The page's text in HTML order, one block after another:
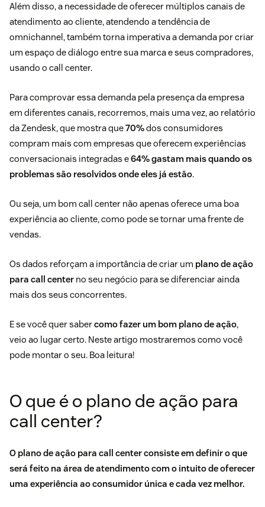
Além disso, a necessidade de oferecer múltiplos canais de
atendimento ao cliente, atendendo a tendência de
omnichannel , também torna imperativa a demanda por criar
um espaço de diálogo entre sua marca e seus compradores,
usando o call center.
Para comprovar essa demanda pela presença da empresa
em diferentes canais, recorremos, mais uma vez, ao relatório
da Zendesk, que mostra que70%dos consumidores
compram mais com empresas que oferecem experiências
conversacionais integradas e64% gastam mais quando os
problemas são resolvidos onde eles já estão.
Ou seja, um bom call center não apenas oferece uma boa
experiência ao cliente, como pode se tornar uma frente de
vendas.
Os dados reforçam a importância de criar um plano de ação
para call center no seu negócio para se diferenciar ainda
mais dos seus concorrentes.
E se você quer sabercomo fazer um bom plano de ação,
veio ao lugar certo. Neste artigo mostraremos como você
pode montar o seu. Boa leitura!
O que é o plano de ação para
call center?
O plano de ação para call center consiste em definir o que
será feito na área de atendimento com o intuito de oferecer
uma experiência ao consumidor única e cada vez melhor.